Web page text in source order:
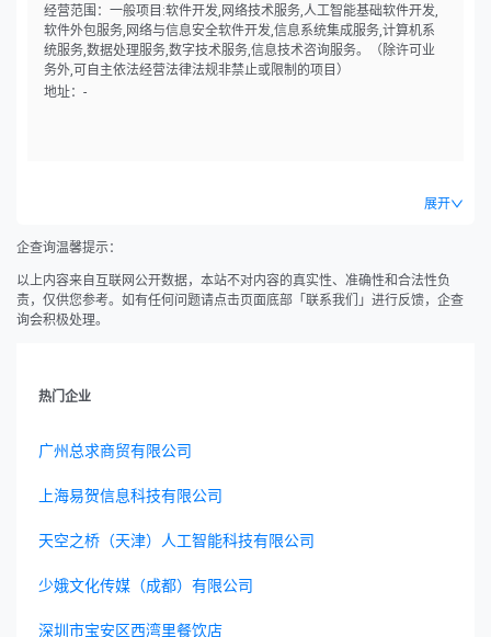
经营范围：一般项目:软件开发,网络技术服务,人工智能基础软件开发,
软件外包服务,网络与信息安全软件开发,信息系统集成服务,计算机系
统服务,数据处理服务,数字技术服务,信息技术咨询服务。（除许可业
务外,可自主依法经营法律法规非禁止或限制的项目）
地址：-
展开
企查询温馨提示：
以上内容来自互联网公开数据，本站不对内容的真实性、准确性和合法性负
责，仅供您参考。如有任何问题请点击页面底部「联系我们」进行反馈，企查
询会积极处理。
热门企业
广州总求商贸有限公司
上海易贺信息科技有限公司
天空之桥（天津）人工智能科技有限公司
少娥文化传媒（成都）有限公司
深圳市宝安区西湾里餐饮店